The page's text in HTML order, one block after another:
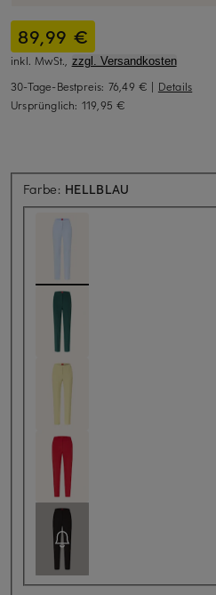
89,99 €
inkl. MwSt., zzgl. Versandkosten
30-Tage-Bestpreis: 76,49 € | Details
Ursprünglich: 119,95 €
Farbe: HELLBLAU